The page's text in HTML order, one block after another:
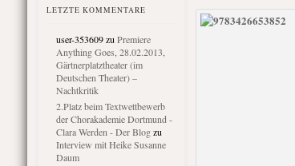
LETZTE KOMMENTARE
user-353609zu Premiere
Anything Goes, 28.02.2013,
Gärtnerplatztheater (im
Deutschen Theater) –
Nachtkritik
2.Platz beim Textwettbewerb
der Chorakademie Dortmund -
Clara Werden - Der Blogzu
Interview mit Heike Susanne
Daum